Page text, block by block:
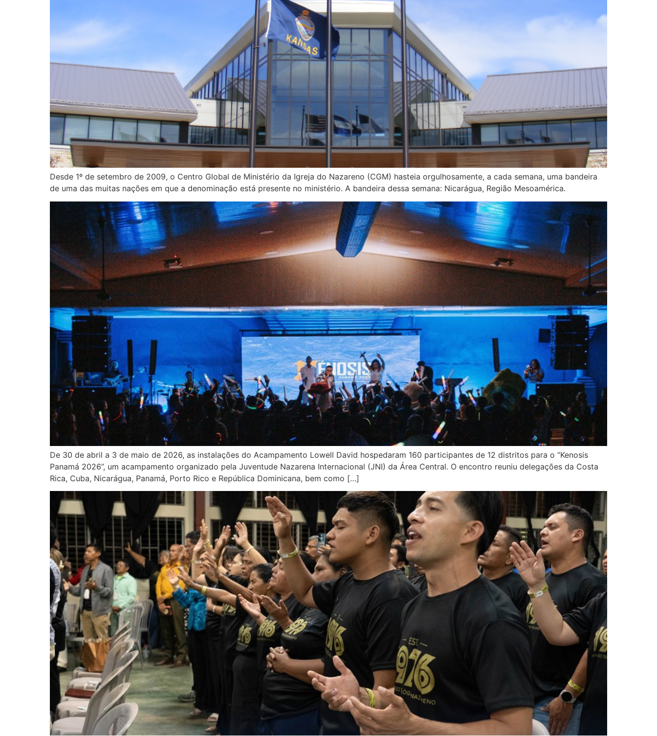
Desde 1º de setembro de 2009, o Centro Global de Ministério da Igreja do Nazareno (CGM) hasteia orgulhosamente, a cada semana, uma bandeira
de uma das muitas nações em que a denominação está presente no ministério. A bandeira dessa semana: Nicarágua, Região Mesoamérica.
De 30 de abril a 3 de maio de 2026, as instalações do Acampamento Lowell David hospedaram 160 participantes de 12 distritos para o “Kenosis
Panamá 2026”, um acampamento organizado pela Juventude Nazarena Internacional (JNI) da Área Central. O encontro reuniu delegações da Costa
Rica, Cuba, Nicarágua, Panamá, Porto Rico e República Dominicana, bem como […]